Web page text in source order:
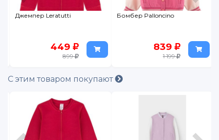
Джемпер Leratutti
449
899
Бомбер Palloncino
839
1 199
С этим товаром покупают